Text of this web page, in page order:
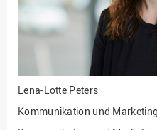
Fakultät Wirtschafts- und
Sozialwissenschaften
Forschung, Kooperation,
Drittmittel
Gebäude und Technik
Lena-Lotte Peters
Kommunikation und Marketing